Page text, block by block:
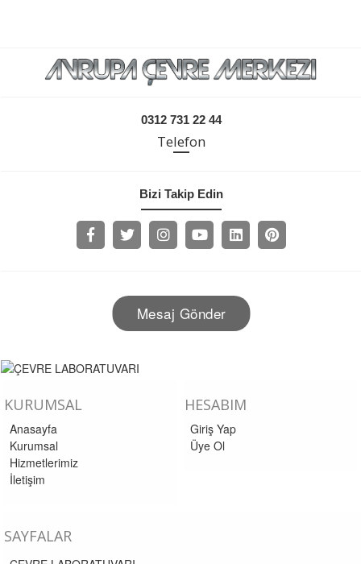
0312 731 22 44
Telefon
Bizi Takip Edin
Mesaj Gönder
KURUMSAL
Anasayfa
Kurumsal
Hizmetlerimiz
İletişim
HESABIM
Giriş Yap
Üye Ol
SAYFALAR